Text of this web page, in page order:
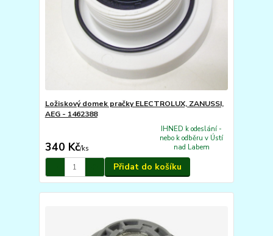
Ložiskový domek pračky ELECTROLUX, ZANUSSI,
AEG - 1462388
340 Kč/ks
IHNED k odeslání -
nebo k odběru v Ústí
nad Labem
Přidat do košíku